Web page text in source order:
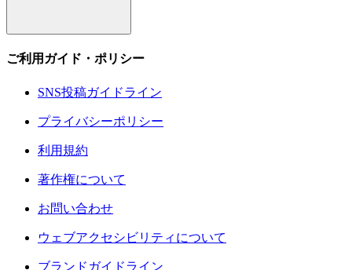
ご利用ガイド・ポリシー
SNS投稿ガイドライン
プライバシーポリシー
利用規約
著作権について
お問い合わせ
ウェブアクセシビリティについて
ブランドガイドライン